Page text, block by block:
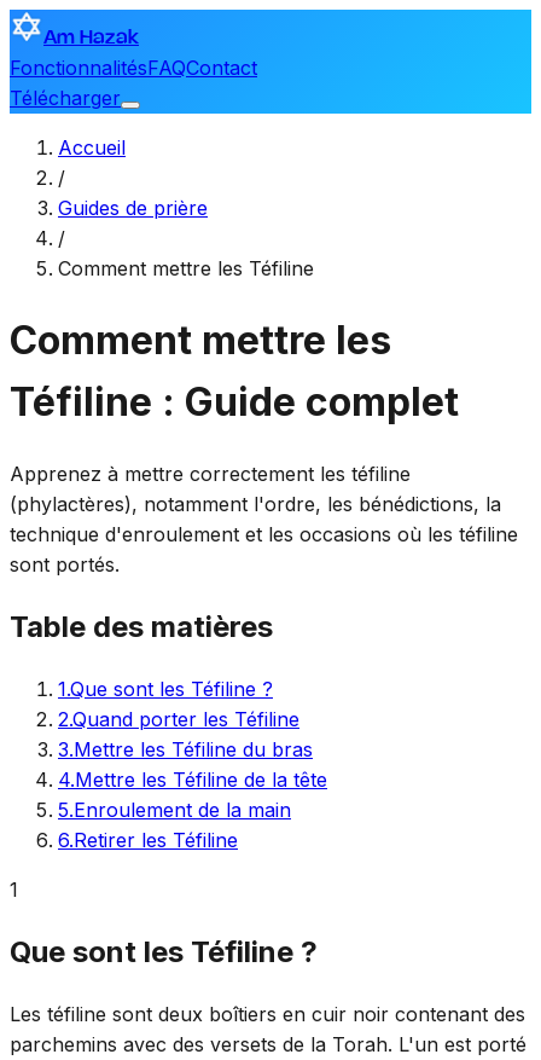
Am Hazak
FonctionnalitésFAQContact
Télécharger
Accueil
/
Guides de prière
/
Comment mettre les Téfiline
Comment mettre les
Téfiline : Guide complet
Apprenez à mettre correctement les téfiline
(phylactères), notamment l'ordre, les bénédictions, la
technique d'enroulement et les occasions où les téfiline
sont portés.
Table des matières
1.Que sont les Téfiline ?
2.Quand porter les Téfiline
3.Mettre les Téfiline du bras
4.Mettre les Téfiline de la tête
5.Enroulement de la main
6.Retirer les Téfiline
1
Que sont les Téfiline ?
Les téfiline sont deux boîtiers en cuir noir contenant des
parchemins avec des versets de la Torah. L'un est porté